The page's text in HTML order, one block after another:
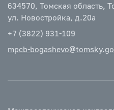
634570, Томская область,
ул. Новостройка, д.20а
+7 (3822) 931-109
mpcb-